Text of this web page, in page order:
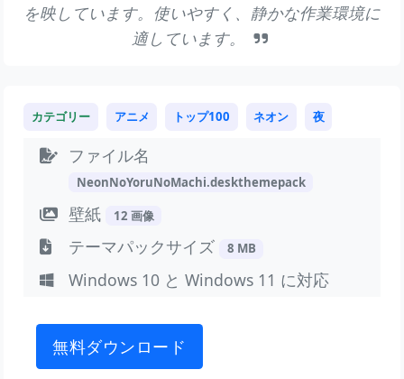
を映しています。使いやすく、静かな作業環境に
適しています。
カテゴリー アニメ トップ100 ネオン 夜
ファイル名
NeonNoYoruNoMachi.deskthemepack
壁紙 12 画像
テーマパックサイズ 8 MB
Windows 10 と Windows 11 に対応
無料ダウンロード